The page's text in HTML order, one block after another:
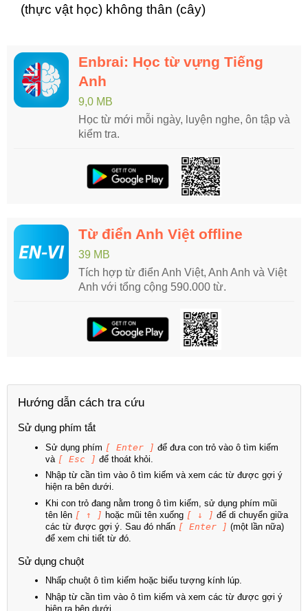
(thực vật học) không thân (cây)
Enbrai: Học từ vựng Tiếng
Anh
9,0 MB
Học từ mới mỗi ngày, luyện nghe, ôn tập và
kiểm tra.
Từ điển Anh Việt offline
39 MB
Tích hợp từ điển Anh Việt, Anh Anh và Việt
Anh với tổng cộng 590.000 từ.
Hướng dẫn cách tra cứu
Sử dụng phím tắt
Sử dụng phím [ Enter ] để đưa con trỏ vào ô tìm kiếm
và [ Esc ] để thoát khỏi.
Nhập từ cần tìm vào ô tìm kiếm và xem các từ được gợi ý
hiện ra bên dưới.
Khi con trỏ đang nằm trong ô tìm kiếm, sử dụng phím mũi
tên lên [ ↑ ] hoặc mũi tên xuống [ ↓ ] để di chuyển giữa
các từ được gợi ý. Sau đó nhấn [ Enter ] (một lần nữa)
để xem chi tiết từ đó.
Sử dụng chuột
Nhấp chuột ô tìm kiếm hoặc biểu tượng kính lúp.
Nhập từ cần tìm vào ô tìm kiếm và xem các từ được gợi ý
hiện ra bên dưới.